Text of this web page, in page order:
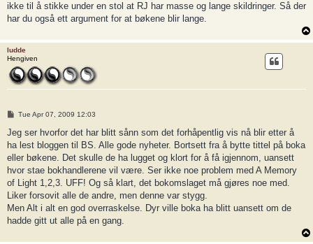
ikke til å stikke under en stol at RJ har masse og lange skildringer. Så der
har du også ett argument for at bøkene blir lange.
ludde
Hengiven
P
s
Tue Apr 07, 2009 12:03
Jeg ser hvorfor det har blitt sånn som det forhåpentlig vis nå blir etter å
ha lest bloggen til BS. Alle gode nyheter. Bortsett fra å bytte tittel på boka
eller bøkene. Det skulle de ha lugget og klort for å få igjennom, uansett
hvor stae bokhandlerene vil være. Ser ikke noe problem med A Memory
of Light 1,2,3. UFF! Og så klart, det bokomslaget må gjøres noe med.
Liker forsovit alle de andre, men denne var stygg.
Men Alt i alt en god overraskelse. Dyr ville boka ha blitt uansett om de
hadde gitt ut alle på en gang.